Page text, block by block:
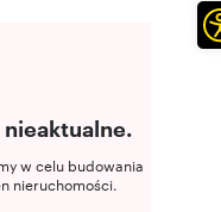
nieaktualne.
w celu budowania
nieruchomości.